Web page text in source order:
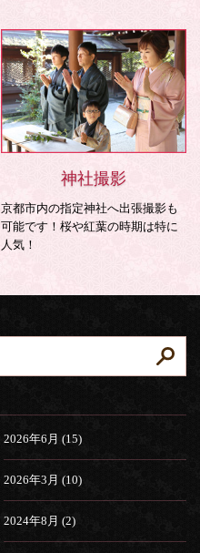
神社撮影
京都市内の指定神社へ出張撮影も
可能です！桜や紅葉の時期は特に
人気！
2026年6月 (15)
2026年3月 (10)
2024年8月 (2)